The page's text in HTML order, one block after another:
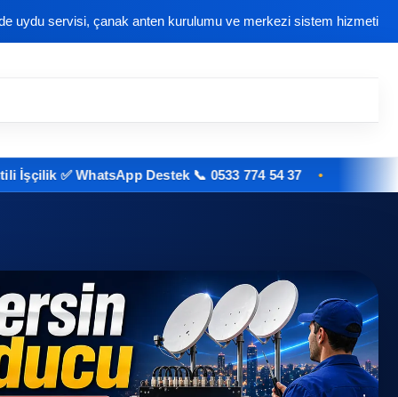
uydu servisi, çanak anten kurulumu ve merkezi sistem hizmeti
WhatsApp Destek 📞 0533 774 54 37